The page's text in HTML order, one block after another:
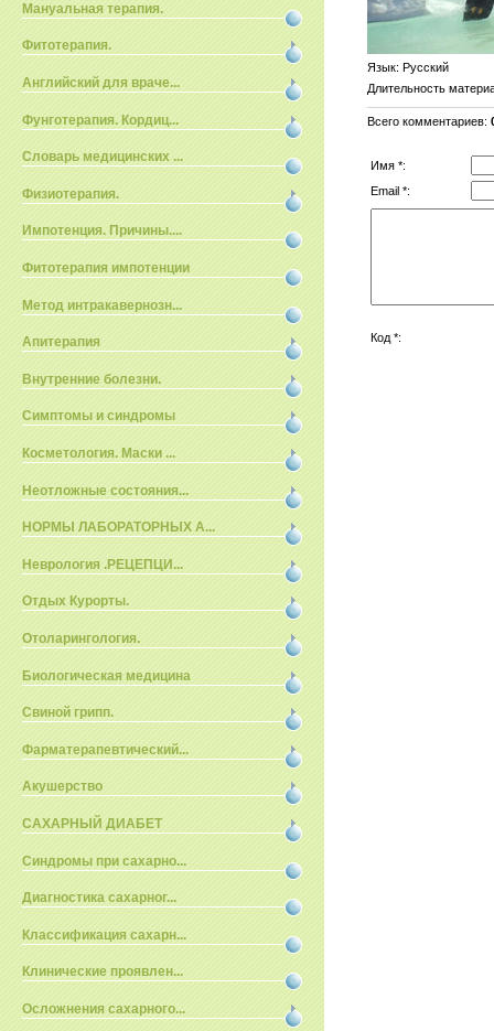
Мануальная терапия.
Фитотерапия.
Английский для враче...
Фунготерапия. Кордиц...
Словарь медицинских ...
Физиотерапия.
Импотенция. Причины....
Фитотерапия импотенции
Метод интракавернозн...
Апитерапия
Внутренние болезни.
Симптомы и синдромы
Косметология. Маски ...
Неотложные состояния...
НОРМЫ ЛАБОРАТОРНЫХ А...
Неврология .РЕЦЕПЦИ...
Отдых Курорты.
Отоларингология.
Биологическая медицина
Свиной грипп.
Фарматерапевтический...
Акушерство
САХАРНЫЙ ДИАБЕТ
Синдромы при сахарно...
Диагностика сахарног...
Классификация сахарн...
Клинические проявлен...
Осложнения сахарного...
Язык: Русский
Длительность
Всего комментариев:
Имя *:
Email *:
Код *: